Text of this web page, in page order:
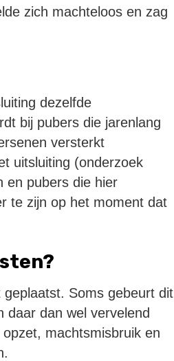
zich machteloos en zag
dezelfde
bij pubers die jarenlang
versterkt
uitsluiting (onderzoek
en pubers die hier
te zijn op het moment dat
Soms gebeurt dit
daar dan wel vervelend
machtsmisbruik en